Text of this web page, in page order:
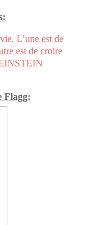
L’une est de
est de croire
Flagg: